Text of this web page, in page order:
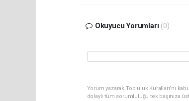
Okuyucu Yorumları (0)
Yorum yazarak Topluluk Kuralları’nı
dolaylı tüm sorumluluğu tek başınıza